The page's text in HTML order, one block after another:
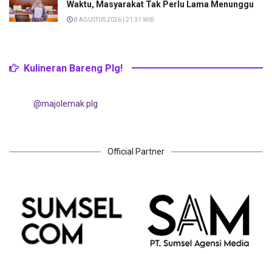
Waktu, Masyarakat Tak Perlu Lama Menunggu
8 AGUSTUS 2026 | 21:31 WIB
Kulineran Bareng Plg!
@majolemak.plg
Official Partner